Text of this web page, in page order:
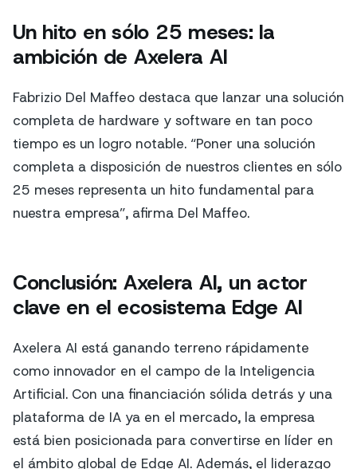
Un hito en sólo 25 meses: la
ambición de Axelera AI
Fabrizio Del Maffeo destaca que lanzar una solución
completa de hardware y software en tan poco
tiempo es un logro notable. “Poner una solución
completa a disposición de nuestros clientes en sólo
25 meses representa un hito fundamental para
nuestra empresa”, afirma Del Maffeo.
Conclusión: Axelera AI, un actor
clave en el ecosistema Edge AI
Axelera AI está ganando terreno rápidamente
como innovador en el campo de la Inteligencia
Artificial. Con una financiación sólida detrás y una
plataforma de IA ya en el mercado, la empresa
está bien posicionada para convertirse en líder en
el ámbito global de Edge AI. Además, el liderazgo